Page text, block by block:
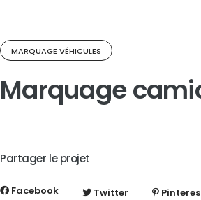
MARQUAGE VÉHICULES
Marquage
Partager le projet
Facebook Twitter